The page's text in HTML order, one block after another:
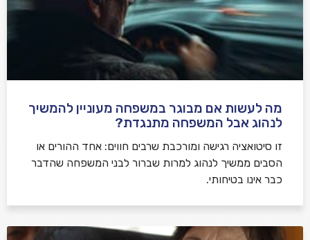
מה לעשות אם מבוגר במשפחה מעוניין להמשיך
לנהוג אבל המשפחה מתנגדת?
זו סיטואציה רגישה ומורכבת שרבים חווים: אחד ההורים או
הסבים ממשיך לנהוג למרות שברור לבני המשפחה שהדבר
כבר אינו בטיחותי.